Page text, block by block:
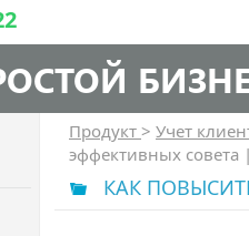
Продукт > Учет
эффективных совета
КАК